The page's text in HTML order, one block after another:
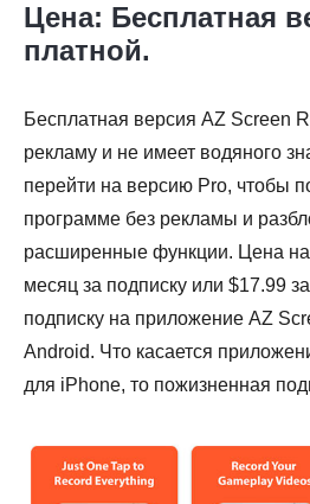
Цена: Бесплатная
платной.
Бесплатная версия AZ Screen
рекламу и не имеет водяного
перейти на версию Pro, чтобы
программе без рекламы и
расширенные функции. Цена
месяц за подписку или $17.99
подписку на приложение AZ
Android. Что касается
для iPhone, то пожизненная